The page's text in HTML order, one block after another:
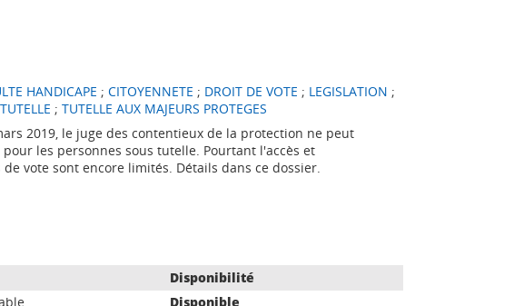
HANDICAPE ; CITOYENNETE ; DROIT DE VOTE ; LEGISLATION ;
TUTELLE ; TUTELLE AUX MAJEURS PROTEGES
2019, le juge des contentieux de la protection ne peut
les personnes sous tutelle. Pourtant l'accès et
vote sont encore limités. Détails dans ce dossier.
Disponibilité
Disponible